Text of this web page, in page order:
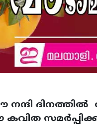
നന്ദി